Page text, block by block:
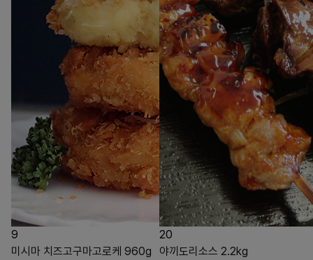
9
미시마 치즈고구마고로케 960g
20
야끼도리소스 2.2kg